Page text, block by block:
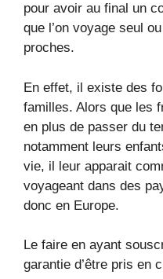
pour avoir au final un
que l’on voyage seul
proches.
En effet, il existe des
familles. Alors que les
en plus de passer du
notamment leurs
vie, il leur apparait
voyageant dans des
donc en Europe.
Le faire en ayant
garantie d’être pris en